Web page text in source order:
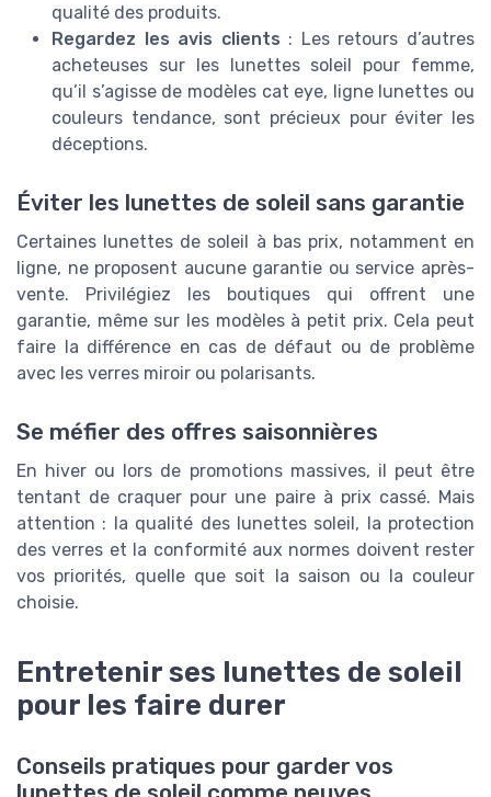
qualité des produits.
Regardez les avis clients : Les retours d’autres
acheteuses sur les lunettes soleil pour femme,
qu’il s’agisse de modèles cat eye, ligne lunettes ou
couleurs tendance, sont précieux pour éviter les
déceptions.
Éviter les lunettes de soleil sans garantie
Certaines lunettes de soleil à bas prix, notamment en
ligne, ne proposent aucune garantie ou service après-
vente. Privilégiez les boutiques qui offrent une
garantie, même sur les modèles à petit prix. Cela peut
faire la différence en cas de défaut ou de problème
avec les verres miroir ou polarisants.
Se méfier des offres saisonnières
En hiver ou lors de promotions massives, il peut être
tentant de craquer pour une paire à prix cassé. Mais
attention : la qualité des lunettes soleil, la protection
des verres et la conformité aux normes doivent rester
vos priorités, quelle que soit la saison ou la couleur
choisie.
Entretenir ses lunettes de soleil
pour les faire durer
Conseils pratiques pour garder vos